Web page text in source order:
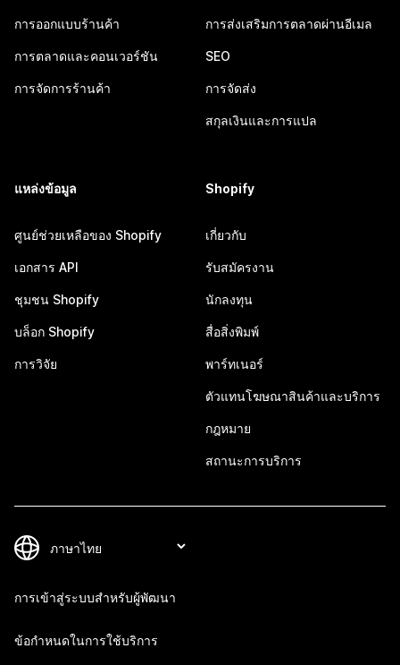
การออกแบบร้านค้า
การตลาดและคอนเวอร์ชัน
การจัดการร้านค้า
การส่งเสริมการตลาดผ่านอีเมล
SEO
การจัดส่ง
สกุลเงินและการแปล
แหล่งข้อมูล
ศูนย์ช่วยเหลือของ Shopify
เอกสาร API
ชุมชน Shopify
บล็อก Shopify
การวิจัย
Shopify
เกี่ยวกับ
รับสมัครงาน
นักลงทุน
สื่อสิ่งพิมพ์
พาร์ทเนอร์
ตัวแทนโฆษณาสินค้าและบริการ
กฎหมาย
สถานะการบริการ
การเข้าสู่ระบบสำหรับผู้พัฒนา
ข้อกำหนดในการใช้บริการ